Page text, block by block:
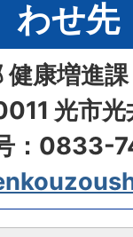
わせ先
健康増進
光市光
：0833-